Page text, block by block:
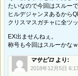
たいなので今回はスルーで
ヒルデジャンヌあるから
クリスマスガチャに全ツ
EX出ませんねぇ。
称号も今回はスルーかなｗ
マサピロ より:
2018年12月5日